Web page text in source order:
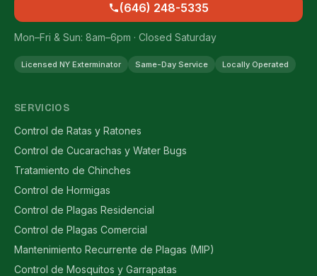
(646) 248-5335
Mon–Fri & Sun: 8am–6pm · Closed Saturday
Licensed NY Exterminator Same-Day Service Locally Operated
SERVICIOS
Control de Ratas y Ratones
Control de Cucarachas y Water Bugs
Tratamiento de Chinches
Control de Hormigas
Control de Plagas Residencial
Control de Plagas Comercial
Mantenimiento Recurrente de Plagas (MIP)
Control de Mosquitos y Garrapatas